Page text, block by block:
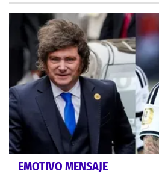
EMOTIVO MENSAJE